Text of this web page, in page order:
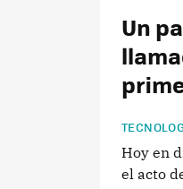
Un
Hoy en
el acto